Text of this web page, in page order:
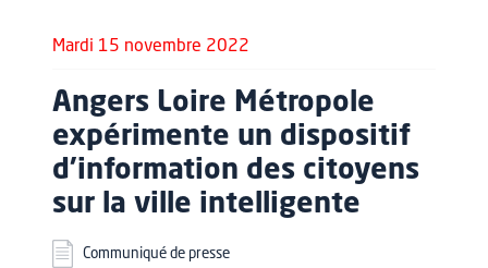
Mardi 15 novembre 2022
Angers Loire Métropole
expérimente un dispositif
d’information des citoyens
sur la ville intelligente
Communiqué de presse